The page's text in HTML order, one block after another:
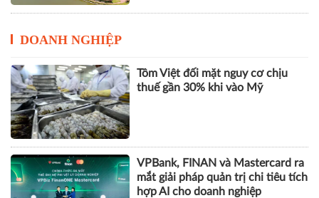
DOANH NGHIỆP
Tôm Việt đối mặt nguy cơ chịu
thuế gần 30% khi vào Mỹ
VPBank, FINAN và Mastercard ra
mắt giải pháp quản trị chi tiêu tích
hợp AI cho doanh nghiệp